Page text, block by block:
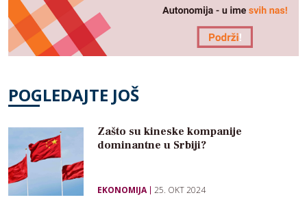
POGLEDAJTE JOŠ
Zašto su kineske kompanije
dominantne u Srbiji?
EKONOMIJA 25. OKT 2024